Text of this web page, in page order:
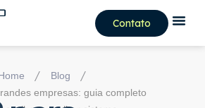
Contato
/ Blog /
empresas: guia completo